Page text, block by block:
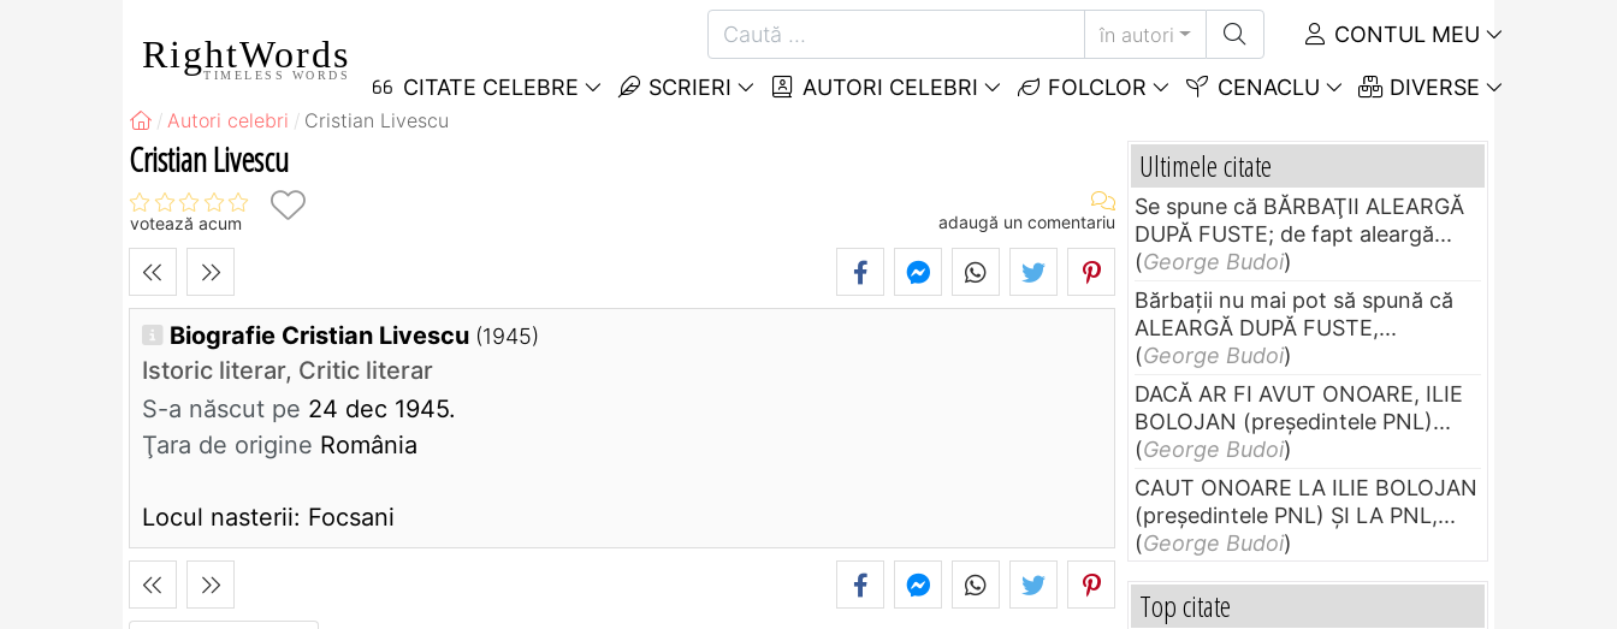
RightWords
TIMELESS WORDS
în autori CONTUL MEU
CITATE CELEBRE SCRIERI AUTORI CELEBRI FOLCLOR CENACLU DIVERSE
Autori celebri Cristian Livescu
Cristian Livescu
votează acum adaugă un comentariu
Biografie Cristian Livescu (1945)
Istoric literar, Critic literar
S-a născut pe 24 dec 1945.
Ţara de origine România
Locul nasterii: Focsani
Ultimele citate
Se spune că BĂRBAŢII ALEARGĂ
DUPĂ FUSTE; de fapt aleargă...
(George Budoi)
Bărbaţii nu mai pot să spună că
ALEARGĂ DUPĂ FUSTE,...
(George Budoi)
DACĂ AR FI AVUT ONOARE, ILIE
BOLOJAN (preşedintele PNL)...
(George Budoi)
CAUT ONOARE LA ILIE BOLOJAN
(preşedintele PNL) ŞI LA PNL,...
(George Budoi)
Top citate